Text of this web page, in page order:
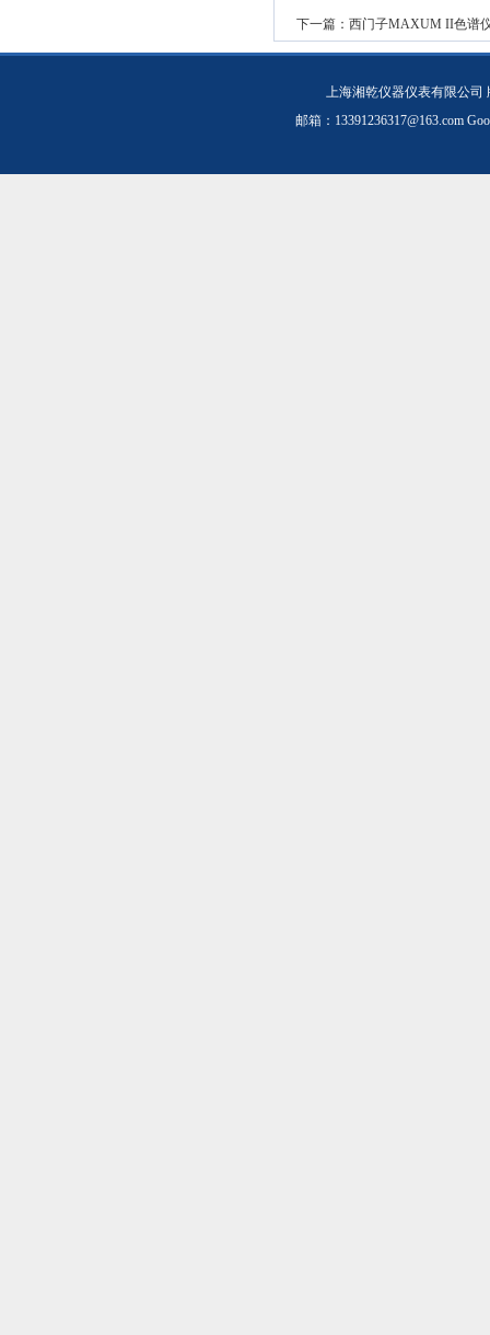
下一篇： 西门子MAXUM II色谱
上海湘乾仪器仪表有限公司
邮箱： 13391236317@163.com